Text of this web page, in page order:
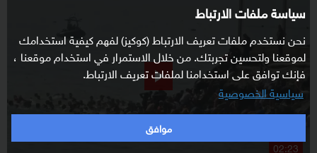
سياسة ملفات الارتباط
نحن نستخدم ملفات تعريف الارتباط (كوكيز) لفهم كيفية استخدامك
لموقعنا ولتحسين تجربتك. من خلال الاستمرار في استخدام موقعنا ،
فإنك توافق على استخدامنا لملفات تعريف الارتباط.
سياسية الخصوصية
موافق
02:23